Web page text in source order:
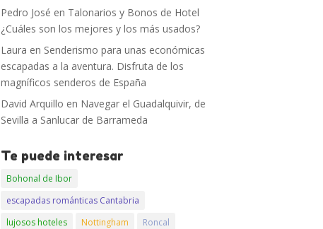
Pedro José en Talonarios y Bonos de Hotel
¿Cuáles son los mejores y los más usados?
Laura en Senderismo para unas económicas
escapadas a la aventura. Disfruta de los
magníficos senderos de España
David Arquillo en Navegar el Guadalquivir, de
Sevilla a Sanlucar de Barrameda
Te puede interesar
Bohonal de Ibor
escapadas románticas Cantabria
lujosos hoteles
Nottingham
Roncal